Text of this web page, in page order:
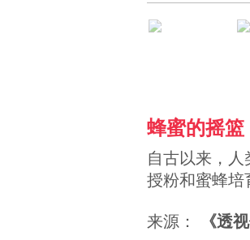
蜂蜜的摇
自古以来，
授粉和蜜蜂培
来源： 《透